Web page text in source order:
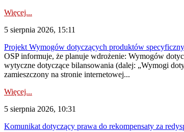
Więcej...
5 sierpnia 2026, 15:11
Projekt Wymogów dotyczących produktów
OSP informuje, że planuje wdrożenie: Wymogów
wytyczne dotyczące bilansowania (dalej: „Wymogi
zamieszczony na stronie internetowej...
Więcej...
5 sierpnia 2026, 10:31
Komunikat dotyczący prawa do rekompensaty za